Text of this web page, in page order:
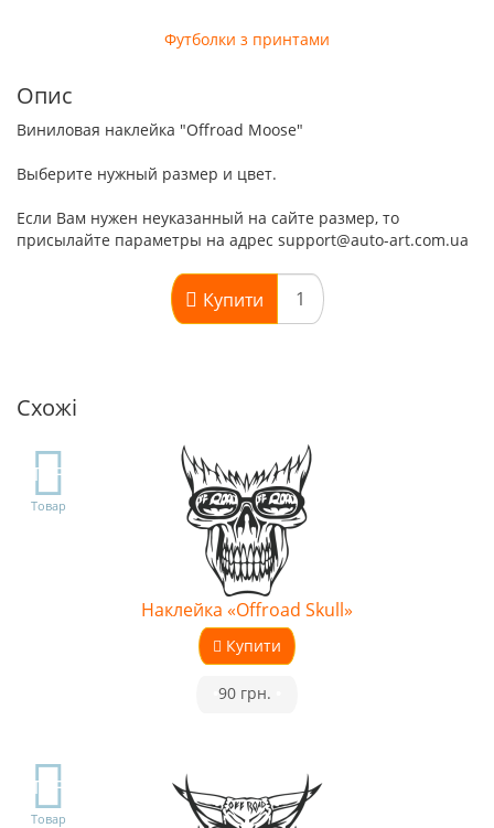
Футболки з принтами
Опис
Виниловая наклейка "Offroad Moose"
Выберите нужный размер и цвет.
Если Вам нужен неуказанный на сайте размер, то
присылайте параметры на адрес support@auto-art.com.ua
Купити
Схожі
TOP
Товар
Наклейка «Offroad Skull»
Купити
90 грн.
TOP
Товар